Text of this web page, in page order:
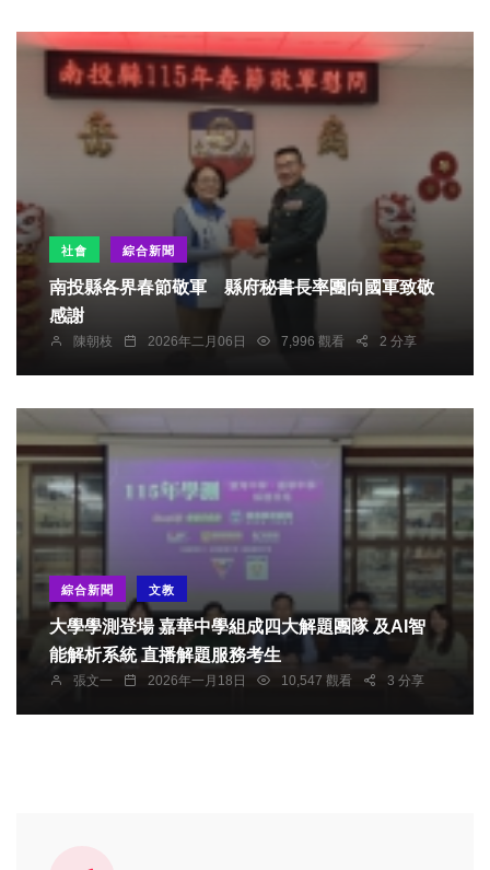
社會 綜合新聞
南投縣各界春節敬軍 縣府秘書長率團向國軍致敬
感謝
陳朝枝 2026年二月06日 7,996 觀看 2 分享
綜合新聞 文教
大學學測登場 嘉華中學組成四大解題團隊 及AI智
能解析系統 直播解題服務考生
張文一 2026年一月18日 10,547 觀看 3 分享